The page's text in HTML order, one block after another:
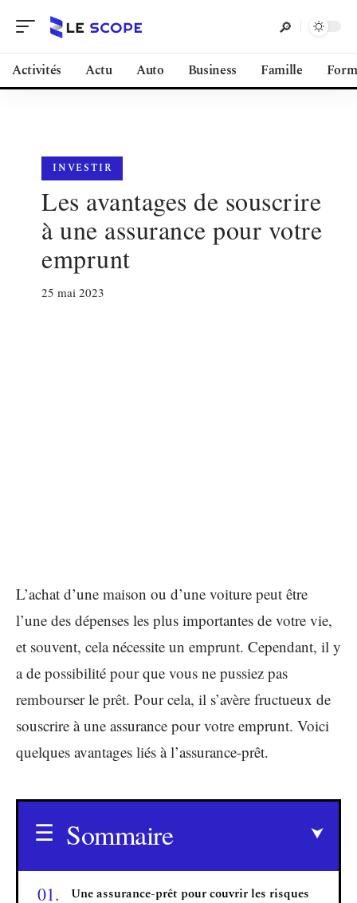
Activités Actu Auto Business Famille
INVESTIR
Les avantages de souscrire
à une assurance pour votre
emprunt
25 mai 2023
L’achat d’une maison ou d’une voiture peut être
l’une des dépenses les plus importantes de votre vie,
et souvent, cela nécessite un emprunt. Cependant, il y
a de possibilité pour que vous ne pussiez pas
rembourser le prêt. Pour cela, il s’avère fructueux de
souscrire à une assurance pour votre emprunt. Voici
quelques avantages liés à l’assurance-prêt.
Sommaire
Une assurance-prêt pour couvrir les risques